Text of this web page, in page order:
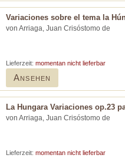
Variaciones sobre el tema la
von Arriaga, Juan Crisóstomo de
Lieferzeit: momentan nicht lieferbar
Ansehen
La Hungara Variaciones op.23
von Arriaga, Juan Crisóstomo de
Lieferzeit: momentan nicht lieferbar